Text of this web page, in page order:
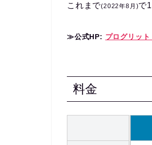
これまで(2022年8月)で
≫公式HP: プログリッ
料金